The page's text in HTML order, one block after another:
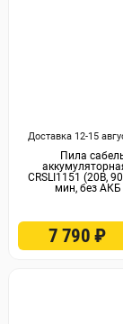
Доставка 12-15
Пила
CRSLI1151 (20В,
мин, без
7 790 ₽